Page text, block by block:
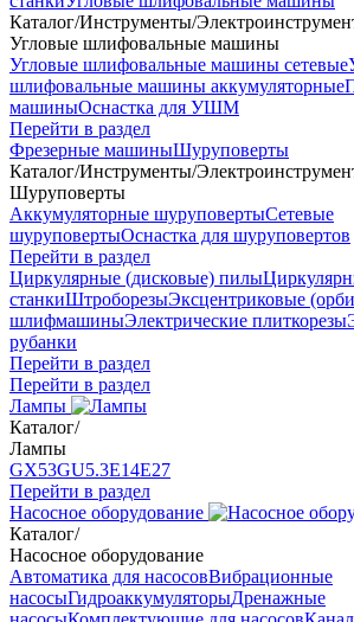
Каталог/Инструменты/
Угловые шлифовальные машины
Угловые шлифовальные машины сетевые
шлифовальные машины аккумуляторные
машиныОснастка для УШМ
Перейти в раздел
Фрезерные машиныШуруповерты
Каталог/Инструменты/
Шуруповерты
Аккумуляторные шуруповертыСетевые
шуруповертыОснастка для шуруповертов
Перейти в раздел
Циркулярные (дисковые) пилы
станкиШтроборезыЭксцентриковые
шлифмашиныЭлектрические плиткорезы
рубанки
Перейти в раздел
Перейти в раздел
Лампы
Каталог/
Лампы
GX53GU5.3Е14Е27
Перейти в раздел
Насосное оборудование
Каталог/
Насосное оборудование
Автоматика для насосовВибрационные
насосыГидроаккумуляторыДренажные